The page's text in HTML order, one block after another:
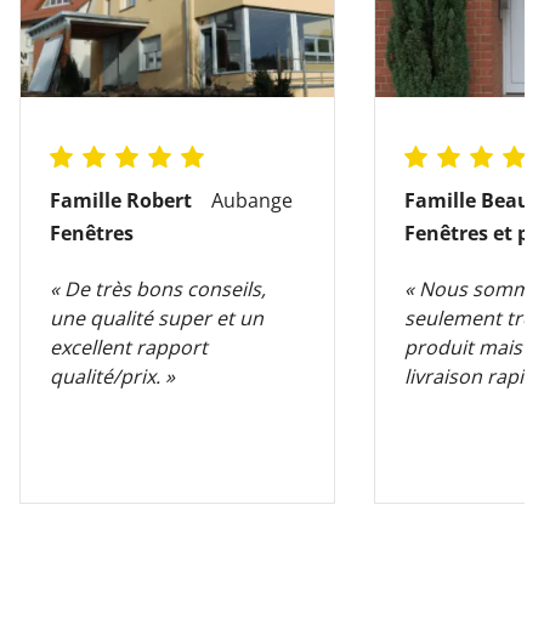
Famille Robert
Aubange
Fenêtres
« De très bons conseils,
une qualité super et un
excellent rapport
qualité/prix. »
Famille
Fenêtres et
« Nous
seulement
produit mais
livraison